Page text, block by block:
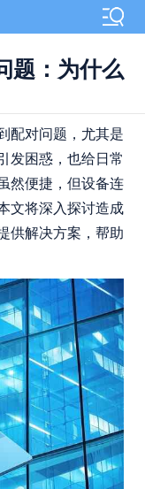
题：为什么
配对问题，尤其是
发困惑，也给日常
然便捷，但设备连
文将深入探讨造成
供解决方案，帮助